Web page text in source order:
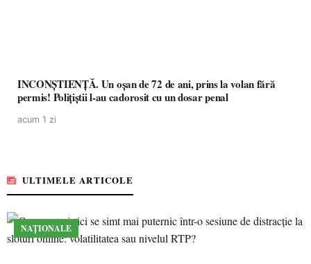
INCONȘTIENȚĂ. Un oșan de 72 de ani, prins la volan fără
permis! Polițiștii l-au cadorosit cu un dosar penal
acum 1 zi
ULTIMELE ARTICOLE
NAȚIONALE